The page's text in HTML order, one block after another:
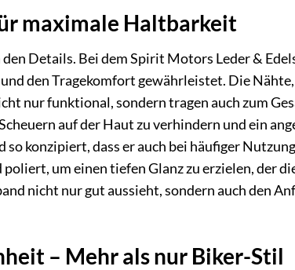
maximale Haltbarkeit
Details. Bei dem Spirit Motors Leder &
den Tragekomfort gewährleistet. Die
nur funktional, sondern tragen auch zum
auf der Haut zu verhindern und ein
konzipiert, dass er auch bei häufiger
um einen tiefen Glanz zu erzielen, der
nicht nur gut aussieht, sondern auch den
– Mehr als nur Biker-Stil